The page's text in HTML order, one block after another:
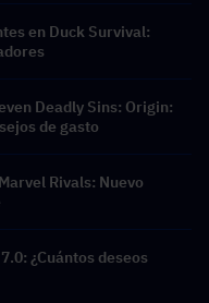
en Duck Survival:
Deadly Sins: Origin:
de gasto
Rivals: Nuevo
¿Cuántos deseos